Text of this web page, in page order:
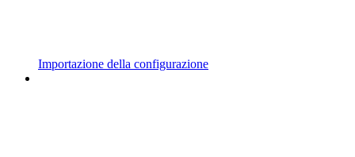
Importazione della configurazione